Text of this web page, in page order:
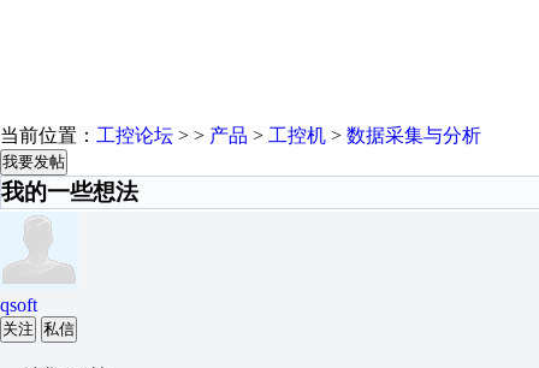
当前位置： 工控论坛 > > 产品 > 工控机 > 数据采集与分析
我要发帖
我的一些想法
qsoft
关注 私信